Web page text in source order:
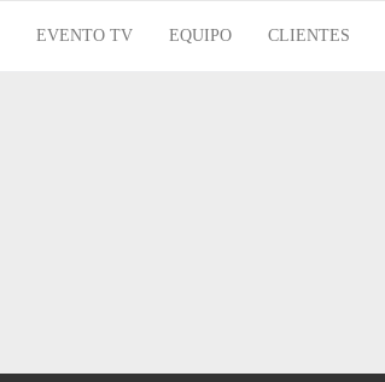
EVENTO TV EQUIPO CLIENTES